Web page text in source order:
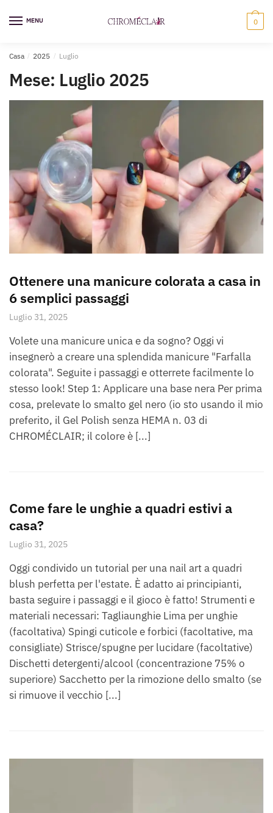
alla
MENU 0
Casa / 2025 / Luglio
Mese: Luglio 2025
Ottenere una manicure colorata a casa in
6 semplici passaggi
Luglio 31, 2025
Volete una manicure unica e da sogno? Oggi vi
insegnerò a creare una splendida manicure "Farfalla
colorata". Seguite i passaggi e otterrete facilmente lo
stesso look! Step 1: Applicare una base nera Per prima
cosa, prelevate lo smalto gel nero (io sto usando il mio
preferito, il Gel Polish senza HEMA n. 03 di
CHROMÉCLAIR; il colore è [...]
Come fare le unghie a quadri estivi a
casa?
Luglio 31, 2025
Oggi condivido un tutorial per una nail art a quadri
blush perfetta per l'estate. È adatto ai principianti,
basta seguire i passaggi e il gioco è fatto! Strumenti e
materiali necessari: Tagliaunghie Lima per unghie
(facoltativa) Spingi cuticole e forbici (facoltative, ma
consigliate) Strisce/spugne per lucidare (facoltative)
Dischetti detergenti/alcool (concentrazione 75% o
superiore) Sacchetto per la rimozione dello smalto (se
si rimuove il vecchio [...]